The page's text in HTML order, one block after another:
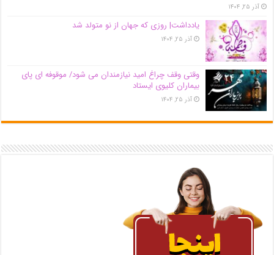
آذر ۲۵, ۱۴۰۴
یادداشت| روزی که جهان از نو متولد شد
آذر ۲۵, ۱۴۰۴
وقتی وقف چراغ امید نیازمندان می شود/ موقوفه ای پای
بیماران کلیوی ایستاد
آذر ۲۵, ۱۴۰۴